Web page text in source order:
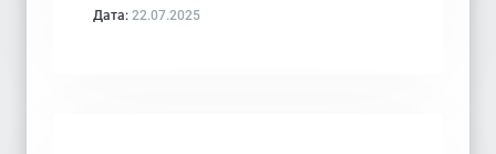
Дата: 22.07.2025